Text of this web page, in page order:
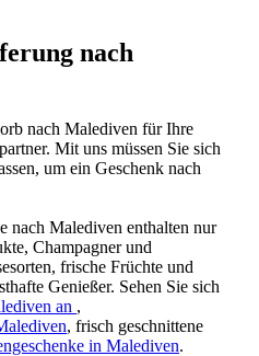
nach
nach Malediven für Ihre
Mit uns müssen Sie sich
um ein Geschenk nach
nach Malediven enthalten nur
Champagner und
frische Früchte und
Genießer. Sehen Sie sich
an ,
, frisch geschnittene
in Malediven.